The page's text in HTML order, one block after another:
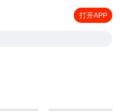
打开APP